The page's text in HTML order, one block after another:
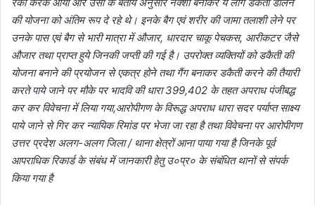
की योजना को अंतिम रूप दे रहे थे। इनके बैग एवं शरीर की जामा तलाशी लेने पर
उनके पास एवं बैग से भारी मात्रा में औजार, धारदार चाकू पेचकस, आरीकटर जैसे
औजार तथा प्राप्त हुये जिनकी जप्ती की गई है। उपरोक्त व्यक्तियों को डकैती की
योजना बनाने की प्रयोजन से एकत्र होने तथा गैंग बनाकर डकैती करने की तैयारी
करते पाये जाने पर मौके पर भादवि की धारा 399,402 के तहत अपराध पंजीबद्ध
कर कर विवेचना में लिया गया,आरोपीगण के विरूद्ध अपराध धारा सदर पर्याप्त साक्ष्य
पाये जाने से गिर कर न्यायिक रिमांड पर भेजा जा रहा है तथा विवेचना पर आरोपीगण
उत्तर प्रदेश अलग-अलग जिला / थाना क्षेत्रों आना पाया गया है जिनके पूर्व
आपराधिक रिकार्ड के संबंध में जानकारी हेतु उ०प्र० के संबंधित थानों से संपर्क
किया गया है